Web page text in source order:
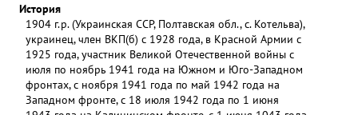
История
1904 г.р. (Украинская ССР, Полтавская обл., с. Котельва),
украинец, член ВКП(б) с 1928 года, в Красной Армии с
1925 года, участник Великой Отечественной войны с
июля по ноябрь 1941 года на Южном и Юго-Западном
фронтах, с ноября 1941 года по май 1942 года на
Западном фронте, с 18 июля 1942 года по 1 июня